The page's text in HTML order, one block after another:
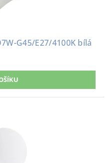
G45/E27/4100K bílá